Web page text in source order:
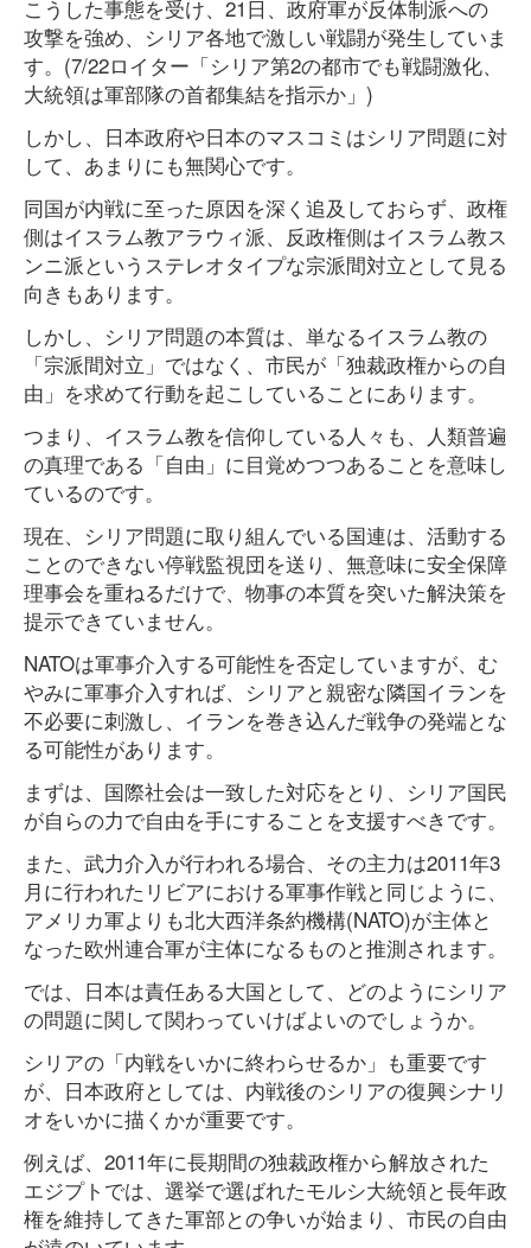
こうした事態を受け、21日、政府軍が反体制派への
攻撃を強め、シリア各地で激しい戦闘が発生していま
す。(7/22ロイター「シリア第2の都市でも戦闘激化、
大統領は軍部隊の首都集結を指示か」)
しかし、日本政府や日本のマスコミはシリア問題に対
して、あまりにも無関心です。
同国が内戦に至った原因を深く追及しておらず、政権
側はイスラム教アラウィ派、反政権側はイスラム教ス
ンニ派というステレオタイプな宗派間対立として見る
向きもあります。
しかし、シリア問題の本質は、単なるイスラム教の
「宗派間対立」ではなく、市民が「独裁政権からの自
由」を求めて行動を起こしていることにあります。
つまり、イスラム教を信仰している人々も、人類普遍
の真理である「自由」に目覚めつつあることを意味し
ているのです。
現在、シリア問題に取り組んでいる国連は、活動する
ことのできない停戦監視団を送り、無意味に安全保障
理事会を重ねるだけで、物事の本質を突いた解決策を
提示できていません。
NATOは軍事介入する可能性を否定していますが、む
やみに軍事介入すれば、シリアと親密な隣国イランを
不必要に刺激し、イランを巻き込んだ戦争の発端とな
る可能性があります。
まずは、国際社会は一致した対応をとり、シリア国民
が自らの力で自由を手にすることを支援すべきです。
また、武力介入が行われる場合、その主力は2011年3
月に行われたリビアにおける軍事作戦と同じように、
アメリカ軍よりも北大西洋条約機構(NATO)が主体と
なった欧州連合軍が主体になるものと推測されます。
では、日本は責任ある大国として、どのようにシリア
の問題に関して関わっていけばよいのでしょうか。
シリアの「内戦をいかに終わらせるか」も重要です
が、日本政府としては、内戦後のシリアの復興シナリ
オをいかに描くかが重要です。
例えば、2011年に長期間の独裁政権から解放された
エジプトでは、選挙で選ばれたモルシ大統領と長年政
権を維持してきた軍部との争いが始まり、市民の自由